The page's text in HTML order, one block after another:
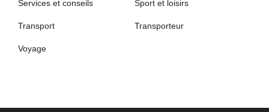
Services et conseils Sport et loisirs
Transport Transporteur
Voyage